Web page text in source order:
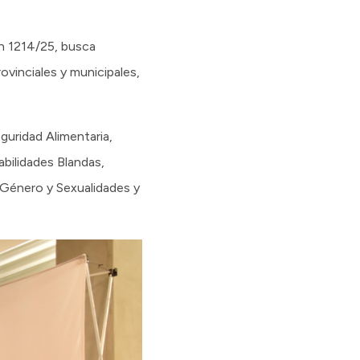
1214/25, busca
y municipales,
Alimentaria,
Blandas,
y Sexualidades y